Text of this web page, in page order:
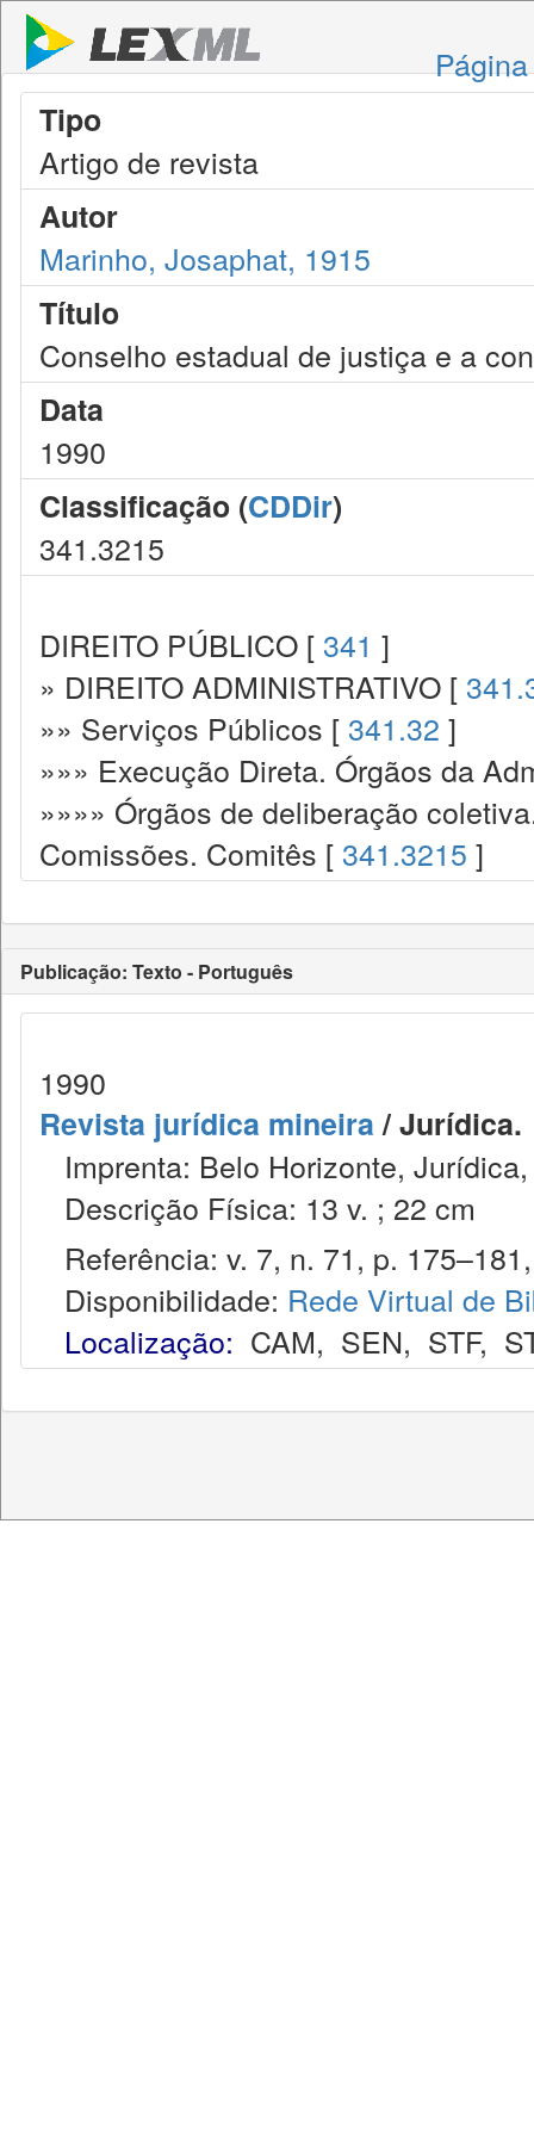
Tipo
Artigo de revista
Autor
Marinho, Josaphat, 1915
Título
Conselho estadual de justiça e a
Data
1990
Classificação (CDDir)
341.3215
DIREITO PÚBLICO [ 341 ]
» DIREITO ADMINISTRATIVO [
»» Serviços Públicos [ 341.32 ]
»»» Execução Direta. Órgãos da
»»»» Órgãos de deliberação
Comissões. Comitês [ 341.3215 ]
Publicação: Texto - Português
1990
Revista jurídica mineira/ Jurídica.
Imprenta: Belo Horizonte,
Descrição Física: 13 v. ; 22 cm
Referência: v. 7, n. 71, p.
Disponibilidade: Rede Virtual de
Localização: CAM, SEN, STF,